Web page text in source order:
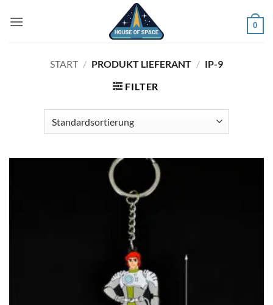
Inhalt
0
START / PRODUKT LIEFERANT / IP-9
FILTER